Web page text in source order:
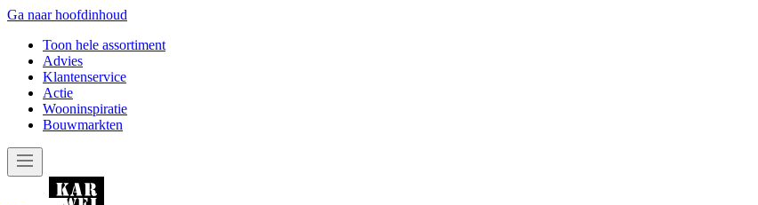
Ga naar hoofdinhoud
Toon hele assortiment
Advies
Klantenservice
Actie
Wooninspiratie
Bouwmarkten